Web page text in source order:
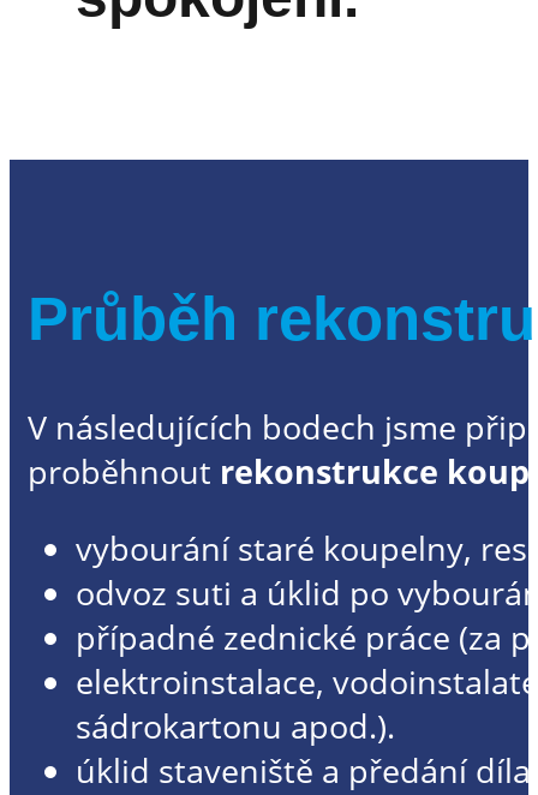
Průběh
V následujících bodech jsme
proběhnout rekonstrukce
vybourání staré koupelny,
odvoz suti a úklid po
případné zednické práce (za
elektroinstalace,
sádrokartonu apod.).
úklid staveniště a předání